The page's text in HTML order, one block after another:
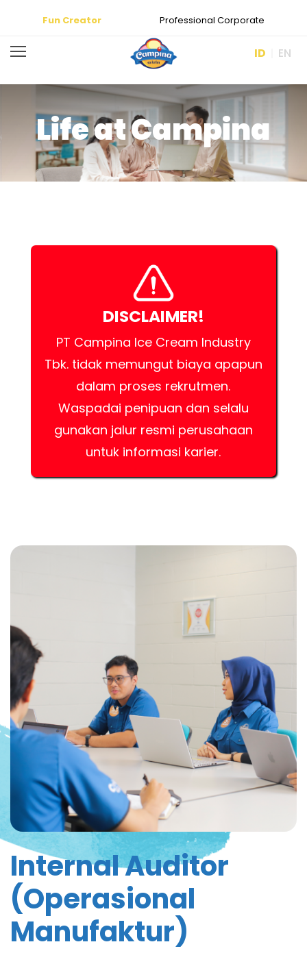
Fun Creator Professional Corporate
ID EN
Life at Campina
DISCLAIMER!
PT Campina Ice Cream Industry
Tbk. tidak memungut biaya apapun
dalam proses rekrutmen.
Waspadai penipuan dan selalu
gunakan jalur resmi perusahaan
untuk informasi karier.
Internal Auditor
(Operasional
Manufaktur)